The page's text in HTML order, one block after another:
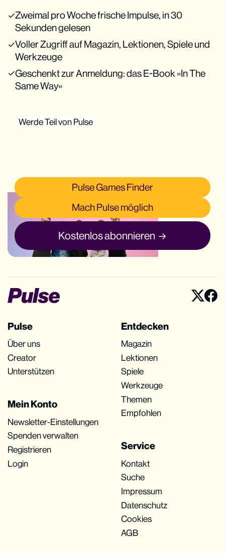
Zweimal pro Woche frische Impulse, in 30
Sekunden gelesen
Voller Zugriff auf Magazin, Lektionen, Spiele und
Werkzeuge
Geschenkt zur Anmeldung: das E-Book »In The
Same Way«
Werde Teil von Pulse
Pulse Games Finder
Mach Pulse möglich
Kostenlos abonnieren
Pulse
Über uns
Creator
Unterstützen
Entdecken
Magazin
Lektionen
Spiele
Werkzeuge
Themen
Empfohlen
Mein Konto
Newsletter-Einstellungen
Spenden verwalten
Registrieren
Login
Service
Kontakt
Suche
Impressum
Datenschutz
Cookies
AGB